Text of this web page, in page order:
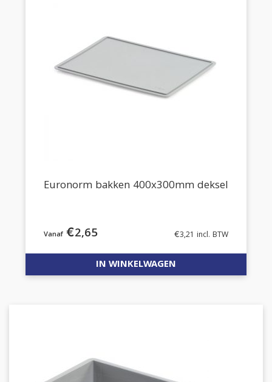
Euronorm bakken 400x300mm deksel
€2,65 €3,21 incl. BTW
IN WINKELWAGEN